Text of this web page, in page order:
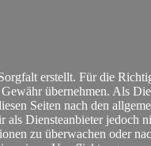
erstellt. Für die
übernehmen. Als
Seiten nach den
Diensteanbieter jedoch
zu überwachen oder